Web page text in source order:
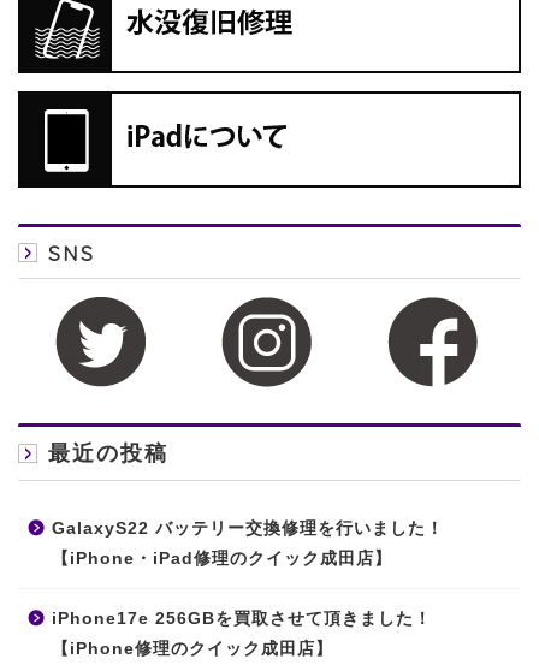
SNS
最近の投稿
GalaxyS22 バッテリー交換修理を行いました！
【iPhone・iPad修理のクイック成田店】
iPhone17e 256GBを買取させて頂きました！
【iPhone修理のクイック成田店】